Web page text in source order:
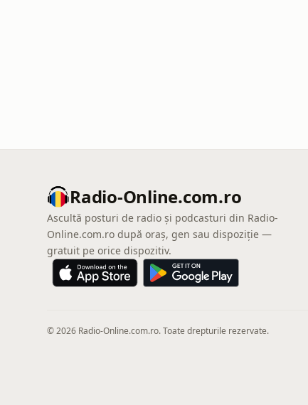
Radio-Online.com.ro
Ascultă posturi de radio și podcasturi din Radio-
Online.com.ro după oraș, gen sau dispoziție —
gratuit pe orice dispozitiv.
© 2026 Radio-Online.com.ro. Toate drepturile rezervate.